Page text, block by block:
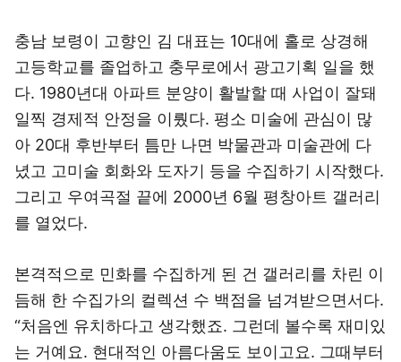
충남 보령이 고향인 김 대표는 10대에 홀로 상경해
고등학교를 졸업하고 충무로에서 광고기획 일을 했
다. 1980년대 아파트 분양이 활발할 때 사업이 잘돼
일찍 경제적 안정을 이뤘다. 평소 미술에 관심이 많
아 20대 후반부터 틈만 나면 박물관과 미술관에 다
녔고 고미술 회화와 도자기 등을 수집하기 시작했다.
그리고 우여곡절 끝에 2000년 6월 평창아트 갤러리
를 열었다.
본격적으로 민화를 수집하게 된 건 갤러리를 차린 이
듬해 한 수집가의 컬렉션 수 백점을 넘겨받으면서다.
“처음엔 유치하다고 생각했죠. 그런데 볼수록 재미있
는 거예요. 현대적인 아름다움도 보이고요. 그때부터